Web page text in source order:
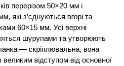
перерізом 50×20 мм і
які з’єднуються вгорі та
60×15 мм. Усі верхні
шурупами та утворюють
— скріплювальна, вона
відступом від основної